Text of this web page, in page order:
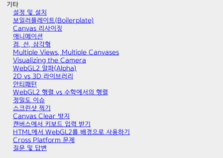
기타
설정 및 설치
보일러플레이트(Boilerplate)
Canvas 리사이징
애니메이션
점, 선, 삼각형
Multiple Views, Multiple Canvases
Visualizing the Camera
WebGL2 알파(Alpha)
2D vs 3D 라이브러리
안티패턴
WebGL2 행렬 vs 수학에서의 행렬
정밀도 이슈
스크린샷 찍기
Canvas Clear 방지
캔버스에서 키보드 입력 받기
HTML에서 WebGL2를 배경으로 사용하기
Cross Platform 문제
질문 및 답변